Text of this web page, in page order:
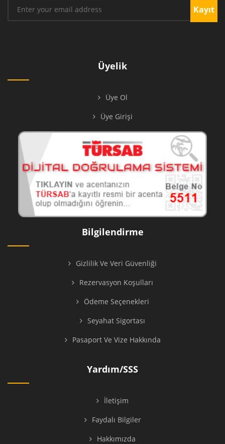
Kayıt
Üyelik
Üye Ol
Üye Girişi
Bilgilendirme
Gizlilik Ve Veri Güvenliği
Rezervasyon Koşulları
Ödeme Seçenekleri
Seyahat Sigortası
Pasaport Ve Vize Hakkında
Yardım/SSS
İletişim
Faydalı Bilgiler
Hakkımızda